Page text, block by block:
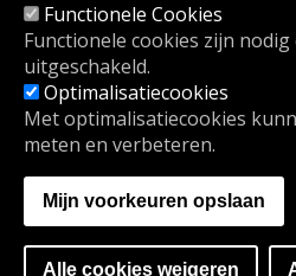
Functionele Cookies
Functionele cookies zijn
uitgeschakeld.
Optimalisatiecookies
Met optimalisatiecookies
meten en verbeteren.
Mijn voorkeuren opslaan
Alle cookies weigeren